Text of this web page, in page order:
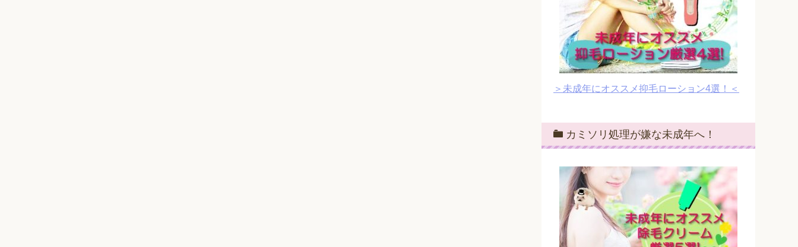
＞未成年にオススメ抑毛ローション4選！＜
カミソリ処理が嫌な未成年へ！